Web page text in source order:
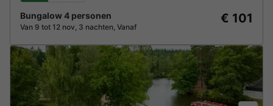
Bungalow 4 personen
Van 9 tot 12 nov, 3 nachten, Vanaf
€ 101